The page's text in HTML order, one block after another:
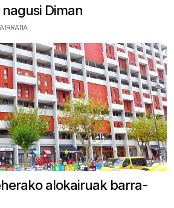
Diman
IRRATIA
alokairuak barra-